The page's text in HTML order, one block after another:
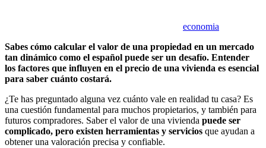
economia
Sabes cómo calcular el valor de una propiedad en un mercado
tan dinámico como el español puede ser un desafío. Entender
los factores que influyen en el precio de una vivienda es esencial
para saber cuánto costará.
¿Te has preguntado alguna vez cuánto vale en realidad tu casa? Es
una cuestión fundamental para muchos propietarios, y también para
futuros compradores. Saber el valor de una vivienda puede ser
complicado, pero existen herramientas y servicios que ayudan a
obtener una valoración precisa y confiable.